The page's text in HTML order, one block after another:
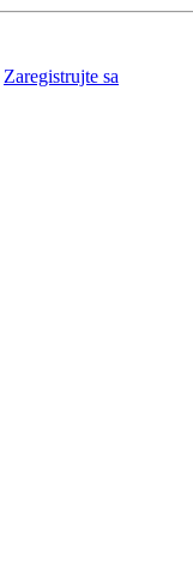
Zaregistrujte sa